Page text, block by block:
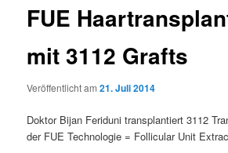
FUE
mit 3112 Grafts
Veröffentlicht am21. Juli 2014
Doktor Bijan Feriduni transplantiert 3112
der FUE Technologie = Follicular Unit